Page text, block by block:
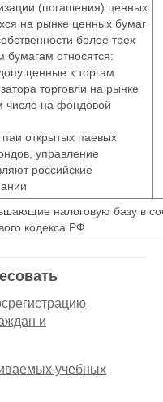
(погашения) ценных
на рынке ценных бумаг
более трех
бумагам относятся:
к торгам
торговли на рынке
числе на фондовой
открытых паевых
управление
российские
налоговую базу в
кодекса РФ
и
учебных